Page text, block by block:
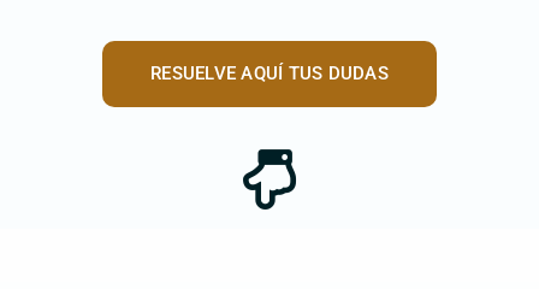
RESUELVE AQUÍ TUS DUDAS